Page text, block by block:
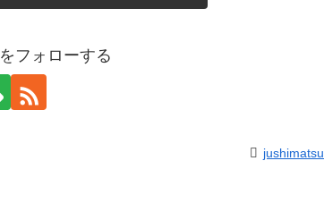
フォローする
jushimatsu